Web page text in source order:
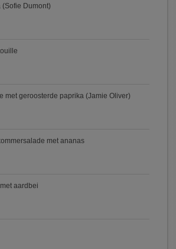
(Sofie Dumont)
met geroosterde paprika (Jamie Oliver)
met ananas
aardbei